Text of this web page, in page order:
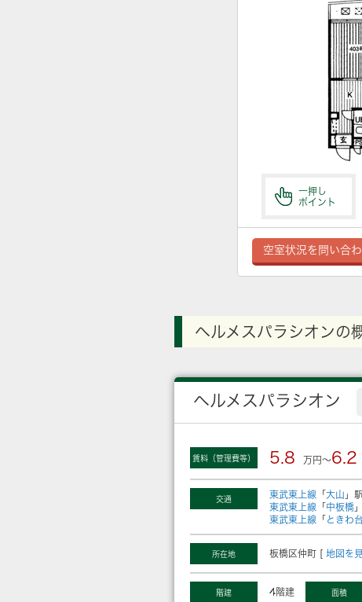
一押し
ポイント
空室状況を問い合
ヘルメスパラシオンの
ヘルメスパラシオン
賃料（管理費等） 5.8 万円～6.2
交通 東武東上線 「 大山 」
東武東上線 「 中板橋
東武東上線 「 ときわ台
所在地 板橋区仲町 [ 地図を
階建 4階建 面積